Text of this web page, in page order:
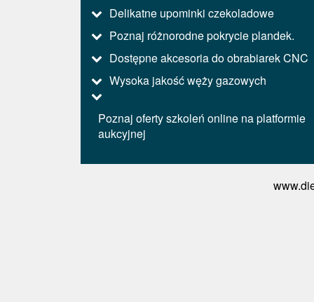
Delikatne upominki czekoladowe
Poznaj różnorodne pokrycie plandek.
Dostępne akcesoria do obrabiarek CNC
Wysoka jakość węży gazowych
Poznaj oferty szkoleń online na platformie
aukcyjnej